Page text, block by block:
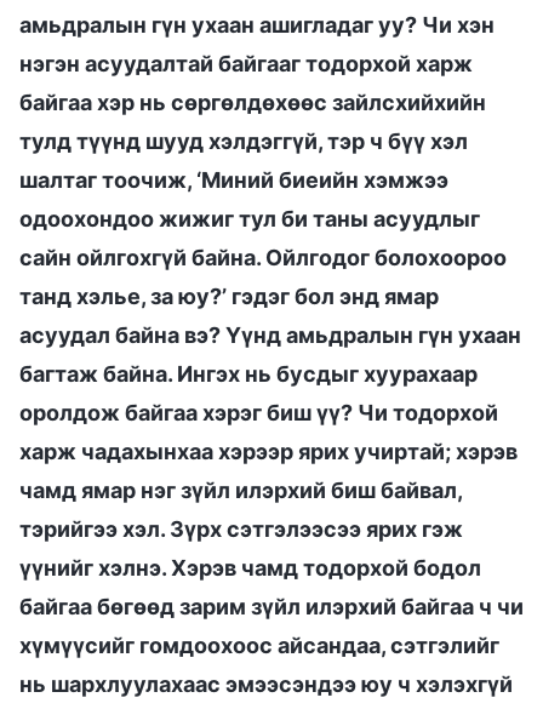
амьдралын гүн ухаан ашигладаг уу? Чи хэн
нэгэн асуудалтай байгааг тодорхой харж
байгаа хэр нь сөргөлдөхөөс зайлсхийхийн
тулд түүнд шууд хэлдэггүй, тэр ч бүү хэл
шалтаг тоочиж, ‘Миний биеийн хэмжээ
одоохондоо жижиг тул би таны асуудлыг
сайн ойлгохгүй байна. Ойлгодог болохоороо
танд хэлье, за юу?’ гэдэг бол энд ямар
асуудал байна вэ? Үүнд амьдралын гүн ухаан
багтаж байна. Ингэх нь бусдыг хуурахаар
оролдож байгаа хэрэг биш үү? Чи тодорхой
харж чадахынхаа хэрээр ярих учиртай; хэрэв
чамд ямар нэг зүйл илэрхий биш байвал,
тэрийгээ хэл. Зүрх сэтгэлээсээ ярих гэж
үүнийг хэлнэ. Хэрэв чамд тодорхой бодол
байгаа бөгөөд зарим зүйл илэрхий байгаа ч чи
хүмүүсийг гомдоохоос айсандаа, сэтгэлийг
нь шархлуулахаас эмээсэндээ юу ч хэлэхгүй